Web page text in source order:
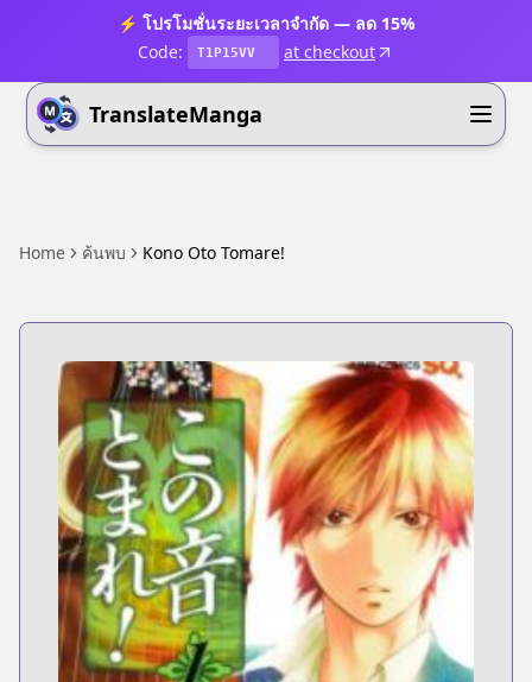
⚡ โปรโมชั่นระยะเวลาจำกัด — ลด 15%
Code:
T1P15VV at checkout
TranslateManga
Home ค้นพบ Kono Oto Tomare!